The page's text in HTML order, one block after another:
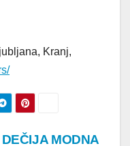
Kranj,
DEČIJA MODNA